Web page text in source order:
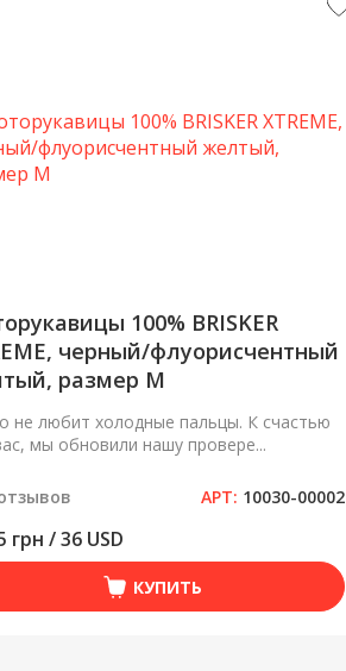
100% BRISKER
черный/флуорисчентный
размер M
не любит холодные пальцы. К счастью
мы обновили нашу провере...
АРТ: 10030-00002
грн / 36 USD
КУПИТЬ